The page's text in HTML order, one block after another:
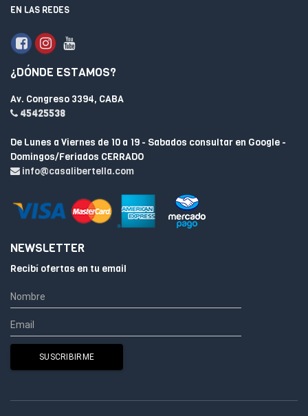
EN LAS REDES
¿DÓNDE ESTAMOS?
Av. Congreso 3394, CABA
45425538
De Lunes a Viernes de 10 a 19 - Sabados consultar en Google -
Domingos/Feriados CERRADO
info@casalibertella.com
NEWSLETTER
Recibí ofertas en tu email